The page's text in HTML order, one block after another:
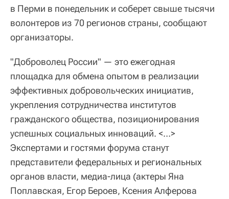
в Перми в понедельник и соберет свыше тысячи
волонтеров из 70 регионов страны, сообщают
организаторы.
"Доброволец России" — это ежегодная
площадка для обмена опытом в реализации
эффективных добровольческих инициатив,
укрепления сотрудничества институтов
гражданского общества, позиционирования
успешных социальных инноваций. <…>
Экспертами и гостями форума станут
представители федеральных и региональных
органов власти, медиа-лица (актеры Яна
Поплавская, Егор Бероев, Ксения Алферова